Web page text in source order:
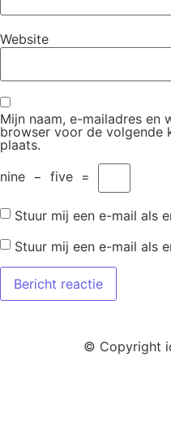
Website
Mijn naam, e-mailadres en
browser voor de volgende
plaats.
nine − five =
Stuur mij een e-mail als
Stuur mij een e-mail als
© Copyright